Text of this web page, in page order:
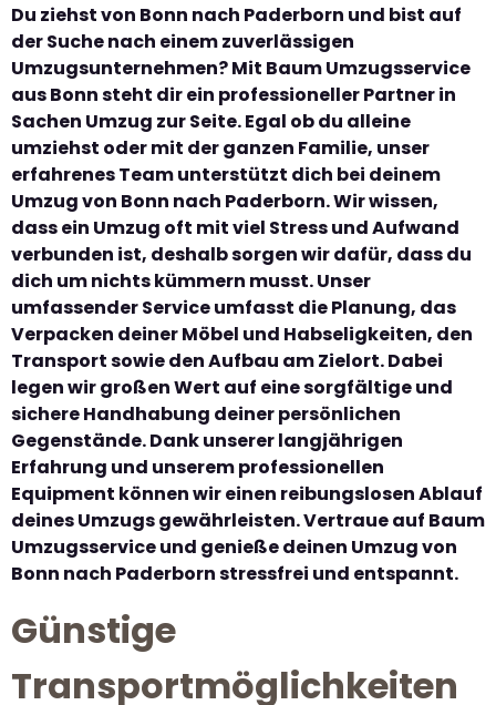
Du ziehst von Bonn nach Paderborn und bist auf
der Suche nach einem zuverlässigen
Umzugsunternehmen? Mit Baum Umzugsservice
aus Bonn steht dir ein professioneller Partner in
Sachen Umzug zur Seite. Egal ob du alleine
umziehst oder mit der ganzen Familie, unser
erfahrenes Team unterstützt dich bei deinem
Umzug von Bonn nach Paderborn. Wir wissen,
dass ein Umzug oft mit viel Stress und Aufwand
verbunden ist, deshalb sorgen wir dafür, dass du
dich um nichts kümmern musst. Unser
umfassender Service umfasst die Planung, das
Verpacken deiner Möbel und Habseligkeiten, den
Transport sowie den Aufbau am Zielort. Dabei
legen wir großen Wert auf eine sorgfältige und
sichere Handhabung deiner persönlichen
Gegenstände. Dank unserer langjährigen
Erfahrung und unserem professionellen
Equipment können wir einen reibungslosen Ablauf
deines Umzugs gewährleisten. Vertraue auf Baum
Umzugsservice und genieße deinen Umzug von
Bonn nach Paderborn stressfrei und entspannt.
Günstige
Transportmöglichkeiten